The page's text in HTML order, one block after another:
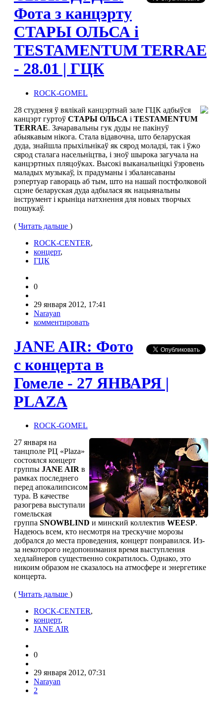
Фота з канцэрту
СТАРЫ ОЛЬСА i
TESTAMENTUM TERRAE
- 28.01 | ГЦК
ROCK-GOMEL
28 студзеня ў вялiкай канцэртнай зале ГЦК адбыўся
канцэрт гуртоў СТАРЫ ОЛЬСА i TESTAMENTUM
TERRAE. Зачаравальны гук дуды не пакінуў
абыякавым нікога. Стала відавочна, што беларуская
дуда, знайшла прыхільнікаў як сярод моладзі, так і ўжо
сярод сталага насельніцтва, і зноў шырока загучала на
канцэртных пляцоўках. Высокі выканальніцкі ўзровень
маладых музыкаў, іх прадуманы і збалансаваны
рэпертуар гавораць аб тым, што на нашай постфолковой
сцэне беларуская дуда адбылася як нацыянальны
інструмент і крыніца натхнення для новых творчых
пошукаў.
( Читать дальше )
ROCK-CENTER,
концерт,
ГЦК
0
29 января 2012, 17:41
Narayan
комментировать
JANE AIR: Фото
с концерта в
Гомеле - 27 ЯНВАРЯ |
PLAZA
ROCK-GOMEL
27 января на
танцполе РЦ «Plaza»
состоялся концерт
группы JANE AIR в
рамках последнего
перед апокалипсисом
тура. В качестве
разогрева выступали
гомельская
группа SNOWBLIND и минский коллектив WEESP.
Надеюсь всем, кто несмотря на трескучие морозы
добрался до места проведения, концерт понравился. Из-
за некоторого недопонимания время выступления
хедлайнеров существенно сократилось. Однако, это
никоим образом не сказалось на атмосфере и энергетике
концерта.
( Читать дальше )
ROCK-CENTER,
концерт,
JANE AIR
0
29 января 2012, 07:31
Narayan
2